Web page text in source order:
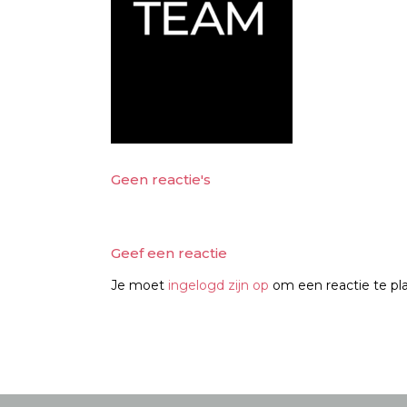
Geen reactie's
Geef een reactie
Je moet ingelogd zijn op om een reactie te